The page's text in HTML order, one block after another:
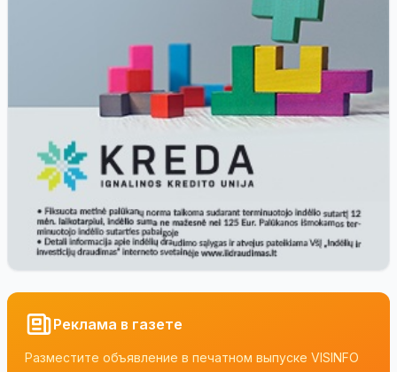
Реклама в газете
Разместите объявление в печатном выпуске VISINFO